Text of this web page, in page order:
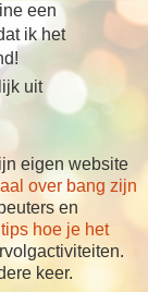
een
ik het
uit
eigen website
over bang zijn
en
tips hoe je het
keer.